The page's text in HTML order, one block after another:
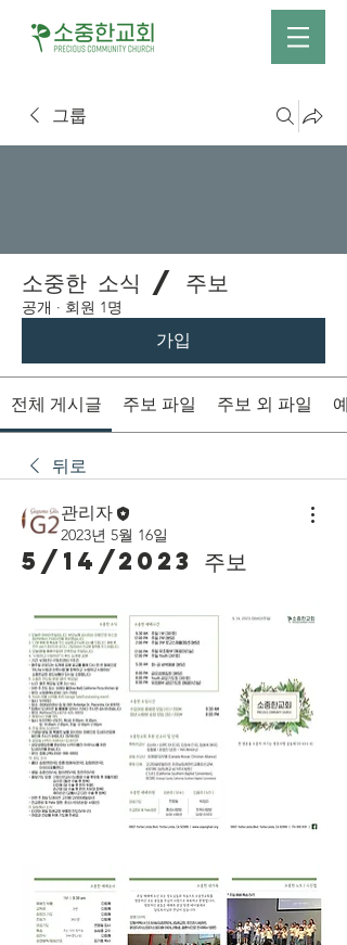
그룹
소중한 소식 / 주보
공개 · 회원 1명
가입
전체 게시글 주보 파일 주보 외 파일
뒤로
관리자
2023년 5월 16일
5/14/2023 주보